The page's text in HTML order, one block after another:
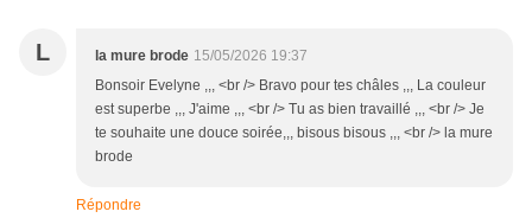
L la mure brode 15/05/2026 19:37
Bonsoir Evelyne ,,, <br /> Bravo pour tes châles ,,, La couleur
est superbe ,,, J'aime ,,, <br /> Tu as bien travaillé ,,, <br /> Je
te souhaite une douce soirée,,, bisous bisous ,,, <br /> la mure
brode
Répondre